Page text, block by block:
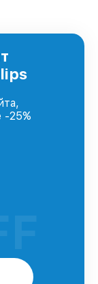
-25%